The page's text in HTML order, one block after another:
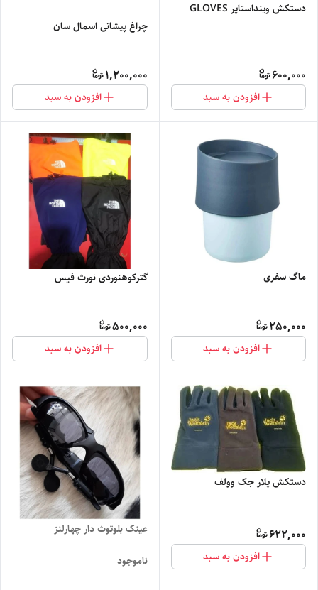
دستکش وینداستاپر GLOVES
600,000
افزودن به سبد
چراغ پیشانی اسمال سان
1,200,000
افزودن به سبد
ماگ سفری
250,000
افزودن به سبد
گترکوهنوردی نورث فیس
500,000
افزودن به سبد
دستکش پلار جک وولف
622,000
افزودن به سبد
عینک بلوتوث دار چهارلنز
ناموجود